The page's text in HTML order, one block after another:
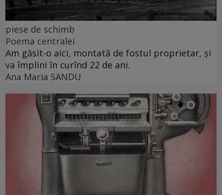
piese de schimb
Poema centralei
Am găsit-o aici, montată de fostul proprietar, și
va împlini în curînd 22 de ani.
Ana Maria SANDU